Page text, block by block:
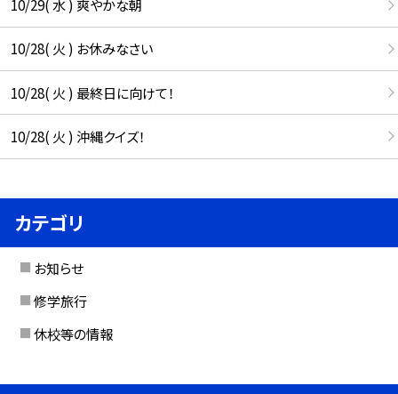
10/29( 水 ) 爽やかな朝
10/28( 火 ) お休みなさい
10/28( 火 ) 最終日に向けて！
10/28( 火 ) 沖縄クイズ！
カテゴリ
お知らせ
修学旅行
休校等の情報